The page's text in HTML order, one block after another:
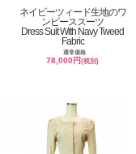
ネイビーツィード生地のワ
ンピーススーツ
Dress Suit With Navy Tweed
Fabric
通常価格
78,000円(税別)